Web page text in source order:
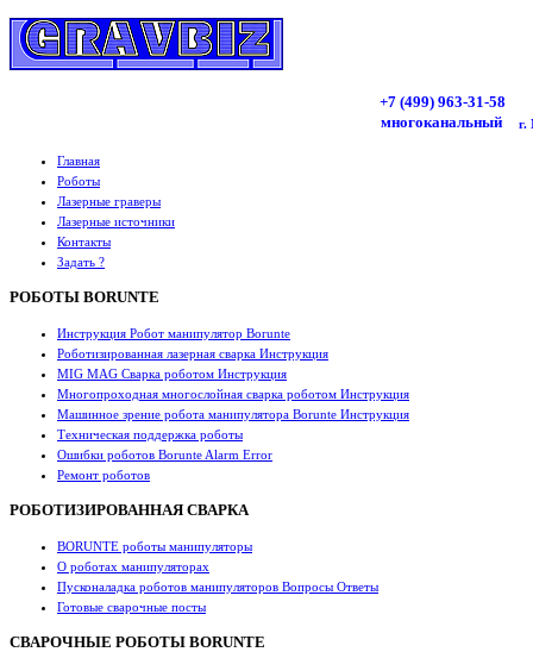
+7 (499) 963-31-58
многоканальный
г.
Главная
Роботы
Лазерные граверы
Лазерные источники
Контакты
Задать ?
РОБОТЫ BORUNTE
Инструкция Робот манипулятор Borunte
Роботизированная лазерная сварка Инструкция
MIG MAG Сварка роботом Инструкция
Многопроходная многослойная сварка роботом Инструкция
Машинное зрение робота манипулятора Borunte Инструкция
Техническая поддержка роботы
Ошибки роботов Borunte Alarm Error
Ремонт роботов
РОБОТИЗИРОВАННАЯ СВАРКА
BORUNTE роботы манипуляторы
О роботах манипуляторах
Пусконаладка роботов манипуляторов Вопросы Ответы
Готовые сварочные посты
СВАРОЧНЫЕ РОБОТЫ BORUNTE